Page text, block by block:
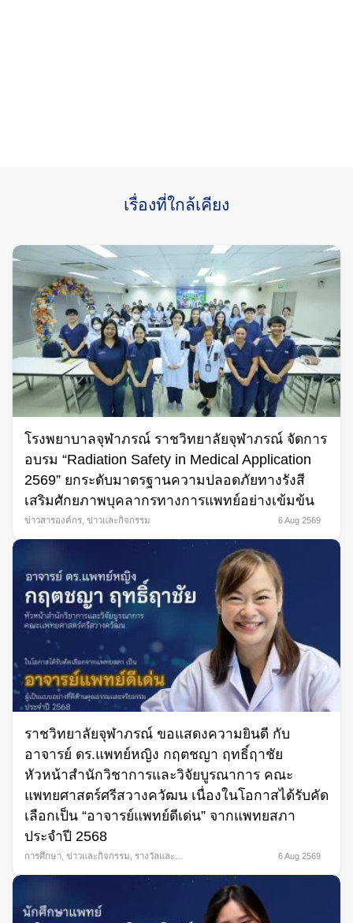
เรื่องที่ใกล้เคียง
โรงพยาบาลจุฬาภรณ์ ราชวิทยาลัยจุฬาภรณ์ จัดการ
อบรม “Radiation Safety in Medical Application
2569” ยกระดับมาตรฐานความปลอดภัยทางรังสี
เสริมศักยภาพบุคลากรทางการแพทย์อย่างเข้มข้น
ข่าวสารองค์กร, ข่าวและกิจกรรม 6 Aug 2569
ราชวิทยาลัยจุฬาภรณ์ ขอแสดงความยินดี กับ
อาจารย์ ดร.แพทย์หญิง กฤตชญา ฤทธิ์ฤาชัย
หัวหน้าสำนักวิชาการและวิจัยบูรณาการ คณะ
แพทยศาสตร์ศรีสวางควัฒน เนื่องในโอกาสได้รับคัด
เลือกเป็น “อาจารย์แพทย์ดีเด่น” จากแพทยสภา
ประจำปี 2568
การศึกษา ข่าวและกิจกรรม
รางวัลและ
6 Aug 2569